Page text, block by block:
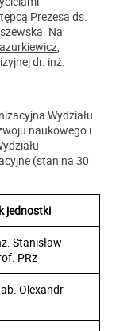
Prezesa ds.
. Na
,
dr. inż.
Wydziału
naukowego i
(stan na 30
jednostki
Stanisław
PRz
Olexandr